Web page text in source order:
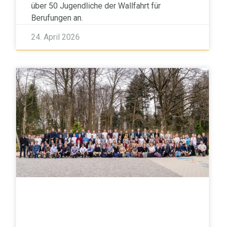
über 50 Jugendliche der Wallfahrt für
Berufungen an.
24. April 2026